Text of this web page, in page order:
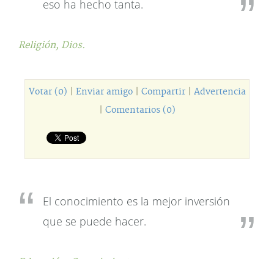
eso ha hecho tanta.
Religión, Dios.
Votar (0) Enviar amigo| Compartir| Advertencia
Comentarios (0)
El conocimiento es la mejor inversión
que se puede hacer.